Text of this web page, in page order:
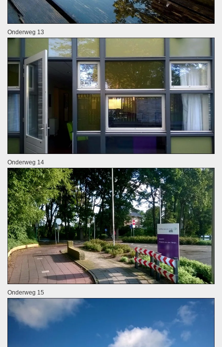
Onderweg 13
Onderweg 14
Onderweg 15